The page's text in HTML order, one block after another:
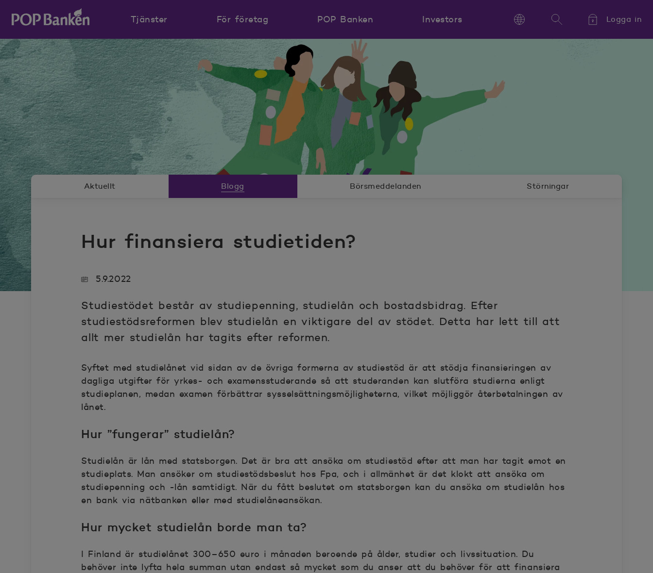
POP banken, till hemsidan
Tjänster För företag POP Banken
Investors
Kieli,
Language Sök
Logga in
Hur finansiera studietiden?
Aktuellt Blogg Börsmeddelanden Störningar
5.9.2022
Studiestödet består av studiepenning, studielån och bostadsbidrag. Efter
studiestödsreformen blev studielån en viktigare del av stödet. Detta har lett till att
allt mer studielån har tagits efter reformen.
Syftet med studielånet vid sidan av de övriga formerna av studiestöd är att stödja finansieringen av
dagliga utgifter för yrkes- och examensstuderande så att studeranden kan slutföra studierna enligt
studieplanen, medan examen förbättrar sysselsättningsmöjligheterna, vilket möjliggör återbetalningen av
lånet.
Hur ”fungerar” studielån?
Studielån är lån med statsborgen. Det är bra att ansöka om studiestöd efter att man har tagit emot en
studieplats. Man ansöker om studiestödsbeslut hos Fpa, och i allmänhet är det klokt att ansöka om
studiepenning och -lån samtidigt. När du fått beslutet om statsborgen kan du ansöka om studielån hos
en bank via nätbanken eller med studielåneansökan.
Hur mycket studielån borde man ta?
I Finland är studielånet 300–650 euro i månaden beroende på ålder, studier och livssituation. Du
behöver inte lyfta hela summan utan endast så mycket som du anser att du behöver för att finansiera